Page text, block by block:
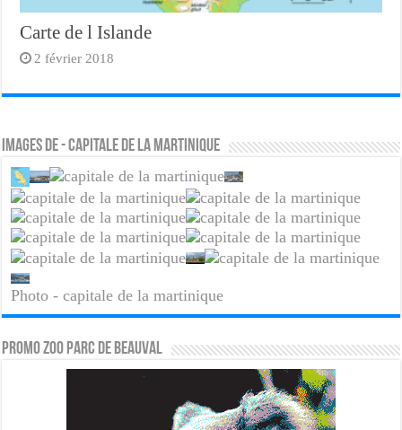
Carte de l Islande
2 février 2018
Images de - capitale de la martinique
Photo - capitale de la martinique
PROMO ZOO PARC DE BEAUVAL